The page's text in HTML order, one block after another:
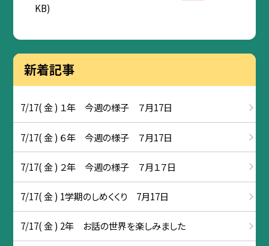
KB)
新着記事
7/17( 金 ) １年 今週の様子 ７月17日
7/17( 金 ) ６年 今週の様子 ７月17日
7/17( 金 ) ２年 今週の様子 ７月１７日
7/17( 金 ) 1学期のしめくくり 7月17日
7/17( 金 ) 2年 お話の世界を楽しみました